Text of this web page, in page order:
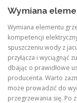
Wymiana
Wymiana elementu
kompetencji
spuszczeniu wody z
przyłącza i wyciągnąć
dbając o prawidłowe
producenta. Warto
może prowadzić do
przegrzewania się. Po